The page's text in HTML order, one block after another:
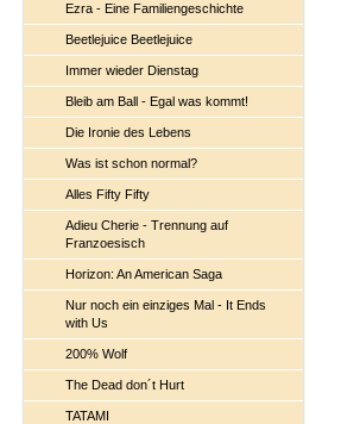
Ezra - Eine Familiengeschichte
Beetlejuice Beetlejuice
Immer wieder Dienstag
Bleib am Ball - Egal was kommt!
Die Ironie des Lebens
Was ist schon normal?
Alles Fifty Fifty
Adieu Cherie - Trennung auf
Franzoesisch
Horizon: An American Saga
Nur noch ein einziges Mal - It Ends
with Us
200% Wolf
The Dead don´t Hurt
TATAMI